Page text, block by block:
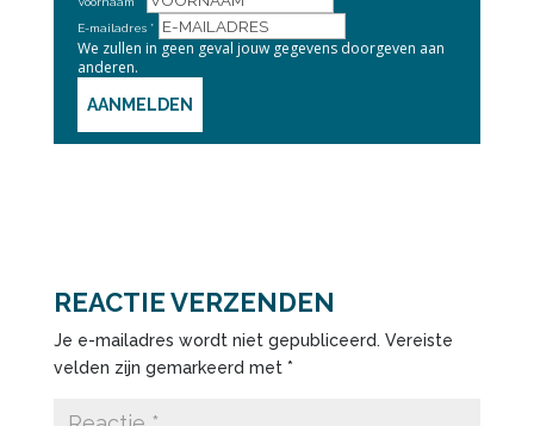
E-mailadres
We zullen in geen geval jouw gegevens doorgeven aan
anderen.
AANMELDEN
REACTIE VERZENDEN
Je e-mailadres wordt niet gepubliceerd. Vereiste
velden zijn gemarkeerd met *